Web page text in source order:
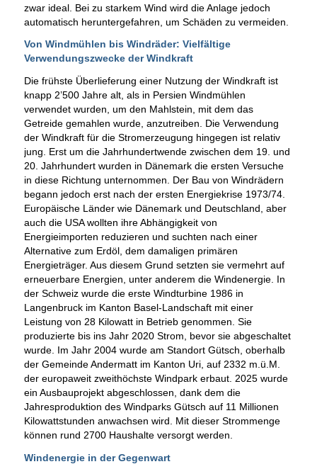
zwar ideal. Bei zu starkem Wind wird die Anlage jedoch
automatisch heruntergefahren, um Schäden zu vermeiden.
Von Windmühlen bis Windräder: Vielfältige
Verwendungszwecke der Windkraft
Die frühste Überlieferung einer Nutzung der Windkraft ist
knapp 2’500 Jahre alt, als in Persien Windmühlen
verwendet wurden, um den Mahlstein, mit dem das
Getreide gemahlen wurde, anzutreiben. Die Verwendung
der Windkraft für die Stromerzeugung hingegen ist relativ
jung. Erst um die Jahrhundertwende zwischen dem 19. und
20. Jahrhundert wurden in Dänemark die ersten Versuche
in diese Richtung unternommen. Der Bau von Windrädern
begann jedoch erst nach der ersten Energiekrise 1973/74.
Europäische Länder wie Dänemark und Deutschland, aber
auch die USA wollten ihre Abhängigkeit von
Energieimporten reduzieren und suchten nach einer
Alternative zum Erdöl, dem damaligen primären
Energieträger. Aus diesem Grund setzten sie vermehrt auf
erneuerbare Energien, unter anderem die Windenergie. In
der Schweiz wurde die erste Windturbine 1986 in
Langenbruck im Kanton Basel-Landschaft mit einer
Leistung von 28 Kilowatt in Betrieb genommen. Sie
produzierte bis ins Jahr 2020 Strom, bevor sie abgeschaltet
wurde. Im Jahr 2004 wurde am Standort Gütsch, oberhalb
der Gemeinde Andermatt im Kanton Uri, auf 2332 m.ü.M.
der europaweit zweithöchste Windpark erbaut. 2025 wurde
ein Ausbauprojekt abgeschlossen, dank dem die
Jahresproduktion des Windparks Gütsch auf 11 Millionen
Kilowattstunden anwachsen wird. Mit dieser Strommenge
können rund 2700 Haushalte versorgt werden.
Windenergie in der Gegenwart